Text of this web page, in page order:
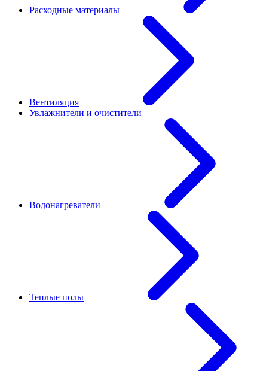
Расходные материалы
Вентиляция
Увлажнители и очистители
Водонагреватели
Теплые полы